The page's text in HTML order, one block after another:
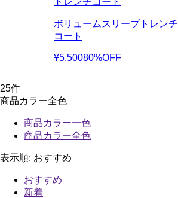
ボリュームスリーブトレンチ
コート
¥5,50080%OFF
25件
商品カラー全色
商品カラー一色
商品カラー全色
表示順: おすすめ
おすすめ
新着